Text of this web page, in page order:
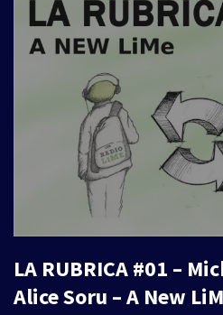
LA RUBRICA #01 –
Alice Soru – A New